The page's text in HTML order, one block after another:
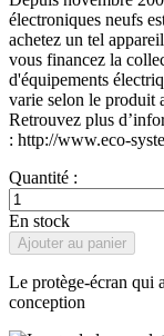
Review.
Lien
sur
la
même
page.
électroniques neufs
achetez un tel
vous financez la
d'équipements
varie selon le produit
Retrouvez plus
: http://www.eco-
Quantité :
En stock
Ajouter au panier
Le protège-écran qui
conception​